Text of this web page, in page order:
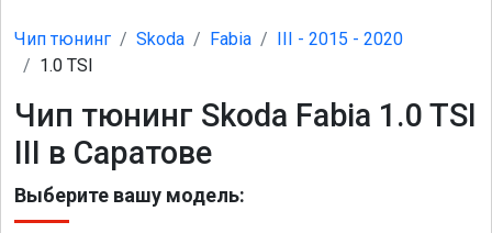
Чип тюнинг Skoda Fabia
III - 2015 - 2020
1.0 TSI
Чип тюнинг Skoda Fabia 1.0 TSI
III в Саратове
Выберите вашу модель: